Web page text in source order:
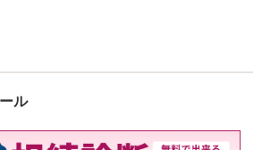
リーガルサービスを提供し
ル